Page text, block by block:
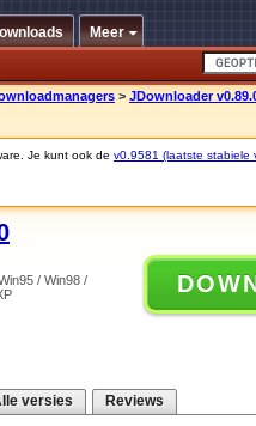
Meer
> JDownloader
Je kunt ook de v0.9581 (laatste stabiele
/ Win98 /
versies Reviews